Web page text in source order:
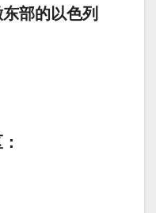
部的以色列